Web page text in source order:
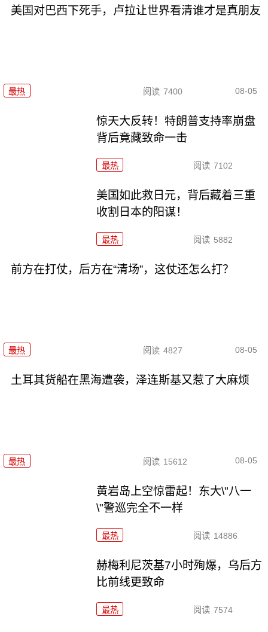
美国对巴西下死手，卢拉让世界看清谁才是真朋友
最热 阅读 7400 08-05
惊天大反转！特朗普支持率崩盘
背后竟藏致命一击
最热 阅读 7102
美国如此救日元，背后藏着三重
收割日本的阳谋！
最热 阅读 5882
前方在打仗，后方在“清场”，这仗还怎么打？
最热 阅读 4827 08-05
土耳其货船在黑海遭袭，泽连斯基又惹了大麻烦
最热 阅读 15612 08-05
黄岩岛上空惊雷起！东大\"八一
\"警巡完全不一样
最热 阅读 14886
赫梅利尼茨基7小时殉爆，乌后方
比前线更致命
最热 阅读 7574